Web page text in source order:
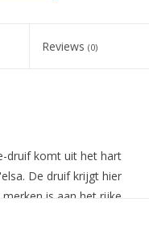
Reviews (0)
druif komt uit het hart
De druif krijgt hier
is aan het rijke